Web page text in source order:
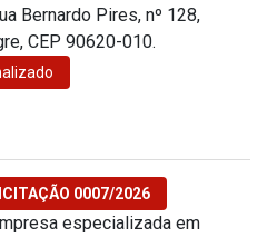
Bernardo Pires, nº 128,
CEP 90620-010.
0007/2026
especializada em